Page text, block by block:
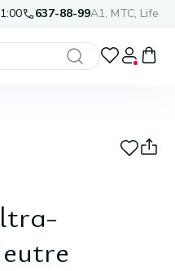
637-88-99A1, МТС, Life